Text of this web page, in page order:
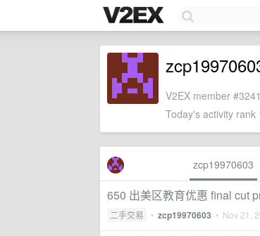
V2EX member
Today's activity rank
zcp19970603
650 出美区教育优惠 final cut
二手交易 • zcp19970603 • Nov 21,